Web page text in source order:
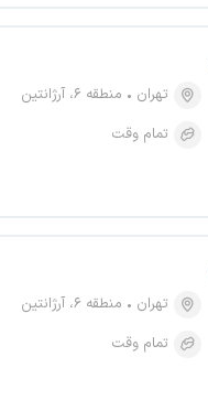
تهران
منطقه ۶، آرژانتین
تمام وقت
تهران
منطقه ۶، آرژانتین
تمام وقت